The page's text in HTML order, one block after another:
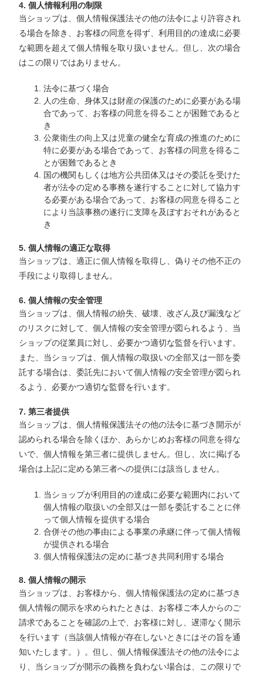
4. 個人情報利用の制限
当ショップは、個人情報保護法その他の法令により許容され
る場合を除き、お客様の同意を得ず、利用目的の達成に必要
な範囲を超えて個人情報を取り扱いません。但し、次の場合
はこの限りではありません。
法令に基づく場合
人の生命、身体又は財産の保護のために必要がある場
合であって、お客様の同意を得ることが困難であると
き
公衆衛生の向上又は児童の健全な育成の推進のために
特に必要がある場合であって、お客様の同意を得るこ
とが困難であるとき
国の機関もしくは地方公共団体又はその委託を受けた
者が法令の定める事務を遂行することに対して協力す
る必要がある場合であって、お客様の同意を得ること
により当該事務の遂行に支障を及ぼすおそれがあると
き
5. 個人情報の適正な取得
当ショップは、適正に個人情報を取得し、偽りその他不正の
手段により取得しません。
6. 個人情報の安全管理
当ショップは、個人情報の紛失、破壊、改ざん及び漏洩など
のリスクに対して、個人情報の安全管理が図られるよう、当
ショップの従業員に対し、必要かつ適切な監督を行います。
また、当ショップは、個人情報の取扱いの全部又は一部を委
託する場合は、委託先において個人情報の安全管理が図られ
るよう、必要かつ適切な監督を行います。
7. 第三者提供
当ショップは、個人情報保護法その他の法令に基づき開示が
認められる場合を除くほか、あらかじめお客様の同意を得な
いで、個人情報を第三者に提供しません。但し、次に掲げる
場合は上記に定める第三者への提供には該当しません。
当ショップが利用目的の達成に必要な範囲内において
個人情報の取扱いの全部又は一部を委託することに伴
って個人情報を提供する場合
合併その他の事由による事業の承継に伴って個人情報
が提供される場合
個人情報保護法の定めに基づき共同利用する場合
8. 個人情報の開示
当ショップは、お客様から、個人情報保護法の定めに基づき
個人情報の開示を求められたときは、お客様ご本人からのご
請求であることを確認の上で、お客様に対し、遅滞なく開示
を行います（当該個人情報が存在しないときにはその旨を通
知いたします。）。但し、個人情報保護法その他の法令によ
り、当ショップが開示の義務を負わない場合は、この限りで